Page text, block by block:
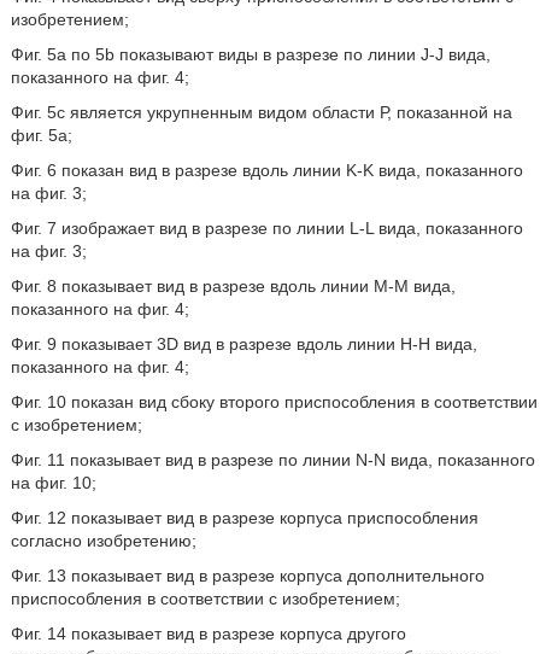
изобретением;
Фиг. 5a по 5b показывают виды в разрезе по линии J-J вида,
показанного на фиг. 4;
Фиг. 5с является укрупненным видом области Р, показанной на
фиг. 5a;
Фиг. 6 показан вид в разрезе вдоль линии K-K вида, показанного
на фиг. 3;
Фиг. 7 изображает вид в разрезе по линии L-L вида, показанного
на фиг. 3;
Фиг. 8 показывает вид в разрезе вдоль линии М-М вида,
показанного на фиг. 4;
Фиг. 9 показывает 3D вид в разрезе вдоль линии Н-Н вида,
показанного на фиг. 4;
Фиг. 10 показан вид сбоку второго приспособления в соответствии
с изобретением;
Фиг. 11 показывает вид в разрезе по линии N-N вида, показанного
на фиг. 10;
Фиг. 12 показывает вид в разрезе корпуса приспособления
согласно изобретению;
Фиг. 13 показывает вид в разрезе корпуса дополнительного
приспособления в соответствии с изобретением;
Фиг. 14 показывает вид в разрезе корпуса другого